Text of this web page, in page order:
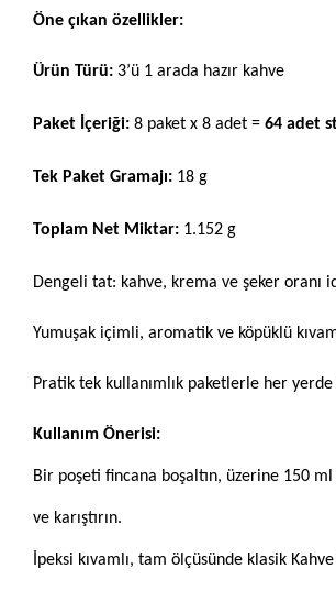
Öne çıkan özellikler:
Ürün Türü: 3’ü 1 arada hazır kahve
Paket İçeriği: 8 paket x 8 adet = 64 adet
Tek Paket Gramajı: 18 g
Toplam Net Miktar: 1.152 g
Dengeli tat: kahve, krema ve şeker oranı
Yumuşak içimli, aromatik ve köpüklü
Pratik tek kullanımlık paketlerle her yerde
Kullanım Önerisi:
Bir poşeti fincana boşaltın, üzerine 150 ml
ve karıştırın.
İpeksi kıvamlı, tam ölçüsünde klasik Kahve